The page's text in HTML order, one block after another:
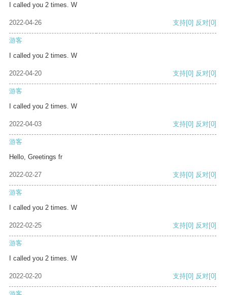
I called you 2 times. W
2022-04-26 支持[0] 反对[0]
游客
I called you 2 times. W
2022-04-20 支持[0] 反对[0]
游客
I called you 2 times. W
2022-04-03 支持[0] 反对[0]
游客
Hello, Greetings fr
2022-02-27 支持[0] 反对[0]
游客
I called you 2 times. W
2022-02-25 支持[0] 反对[0]
游客
I called you 2 times. W
2022-02-20 支持[0] 反对[0]